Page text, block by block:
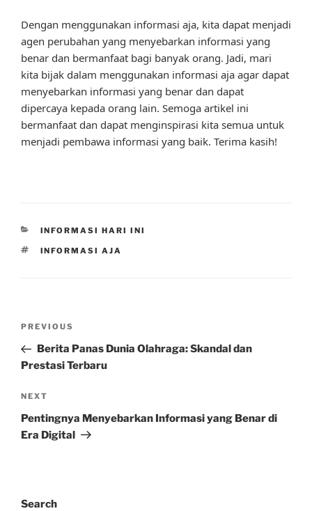
Dengan menggunakan informasi aja, kita dapat menjadi
agen perubahan yang menyebarkan informasi yang
benar dan bermanfaat bagi banyak orang. Jadi, mari
kita bijak dalam menggunakan informasi aja agar dapat
menyebarkan informasi yang benar dan dapat
dipercaya kepada orang lain. Semoga artikel ini
bermanfaat dan dapat menginspirasi kita semua untuk
menjadi pembawa informasi yang baik. Terima kasih!
CATEGORIES
INFORMASI HARI INI
TAGS
INFORMASI AJA
Previous
Post
PREVIOUS
Berita Panas Dunia Olahraga: Skandal dan
Prestasi Terbaru
Next
Post
NEXT
Pentingnya Menyebarkan Informasi yang Benar di
Era Digital
Search